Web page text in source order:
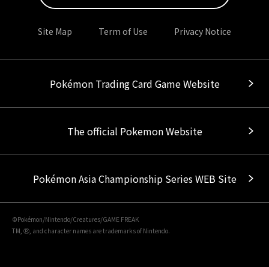
Site Map Term of Use Privacy Notice
Pokémon Trading Card Game Website
The official Pokemon Website
Pokémon Asia Championship Series WEB Site
©Pokémon/Nintendo/Creatures/GAME FREAK
TM, Ⓡ, and character names are trademarks of Nintendo.